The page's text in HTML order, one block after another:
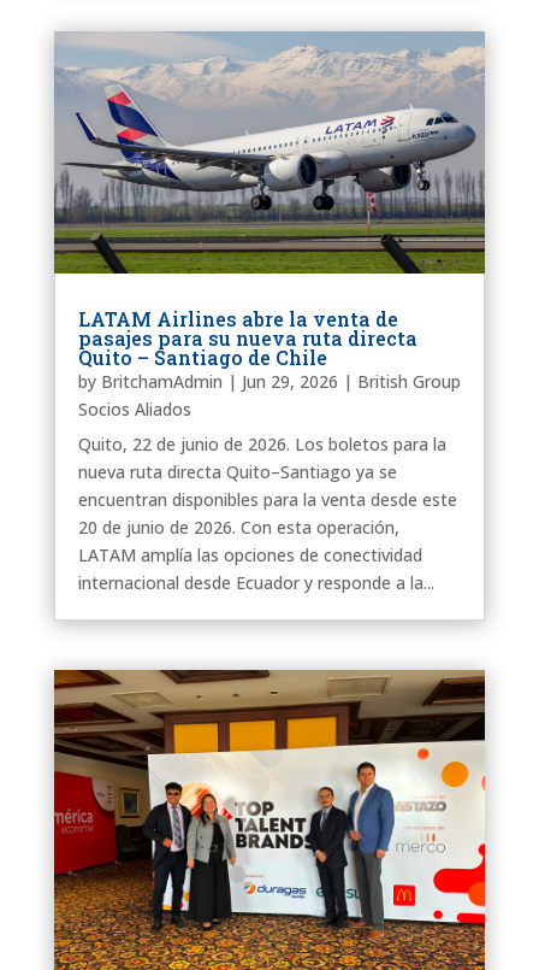
LATAM Airlines abre la venta de
pasajes para su nueva ruta directa
Quito – Santiago de Chile
by BritchamAdmin | Jun 29, 2026 | British Group
Socios Aliados
Quito, 22 de junio de 2026. Los boletos para la
nueva ruta directa Quito–Santiago ya se
encuentran disponibles para la venta desde este
20 de junio de 2026. Con esta operación,
LATAM amplía las opciones de conectividad
internacional desde Ecuador y responde a la...